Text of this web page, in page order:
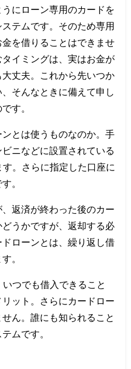
にローン専用のカードを
テムです。そのため専用
を借りることはできませ
イミングは、実はお金が
丈夫。これから先いつか
そんなときに備えて申し
す。
とは使うものなのか。手
ニなどに設置されている
。さらに指定した口座に
。
返済が終わった後のカー
うかですが、返却する必
ローンとは、繰り返し借
。
つでも借入できること
ット。さらにカードロー
ん。誰にも知られること
ムです。